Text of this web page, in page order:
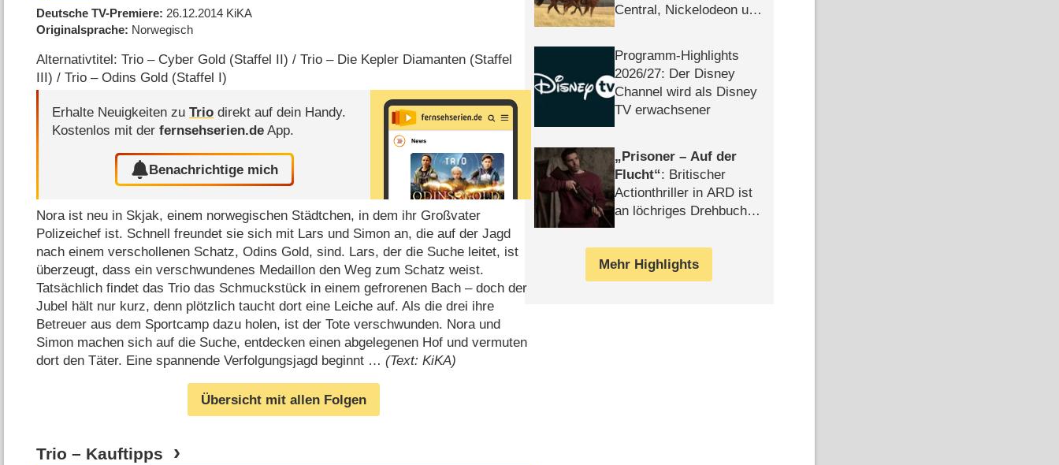
Deutsche TV-Premiere 26.12.2014 KiKA
Originalsprache Norwegisch
Alternativtitel: Trio – Cyber Gold (Staffel II) / Trio – Die Kepler Diamanten (Staffel
III) / Trio – Odins Gold (Staffel I)
Erhalte Neuigkeiten zuTrio direkt auf dein Handy.
Kostenlos mit derfernsehserien.de App.
Benachrichtige mich
Nora ist neu in Skjak, einem norwegischen Städtchen, in dem ihr Großvater
Polizeichef ist. Schnell freundet sie sich mit Lars und Simon an, die auf der Jagd
nach einem verschollenen Schatz, Odins Gold, sind. Lars, der die Suche leitet, ist
überzeugt, dass ein verschwundenes Medaillon den Weg zum Schatz weist.
Tatsächlich findet das Trio das Schmuckstück in einem gefrorenen Bach – doch der
Jubel hält nur kurz, denn plötzlich taucht dort eine Leiche auf. Als die drei ihre
Betreuer aus dem Sportcamp dazu holen, ist der Tote verschwunden. Nora und
Simon machen sich auf die Suche, entdecken einen abgelegenen Hof und vermuten
dort den Täter. Eine spannende Verfolgungsjagd beginnt …(Text: KiKA)
Übersicht mit allen Folgen
Trio – Kauftipps
Central, Nickelodeon und
Programm-Highlights
2026/​27: Der Disney
Channel wird als Disney
TV erwachsener
Prisoner – Auf der
Flucht : Britischer
Actionthriller in ARD ist
an löchriges Drehbuch
Mehr Highlights